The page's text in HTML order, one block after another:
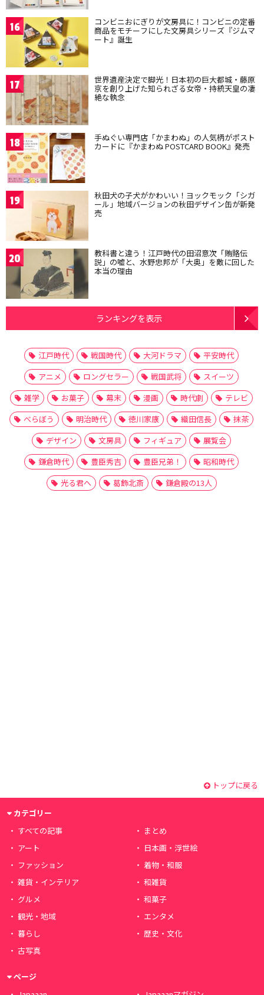
16 コンビニおにぎりが文房具に！コンビニの定番
商品をモチーフにした文房具シリーズ『ジムマ
ート』誕生
17 世界遺産決定で脚光！日本初の巨大都城・藤原
京を創り上げた知られざる女帝・持統天皇の凄
絶な執念
18 手ぬぐい専門店「かまわぬ」の人気柄がポスト
カードに『かまわぬ POSTCARD BOOK』発売
19 秋田犬の子犬がかわいい！ヨックモック「シガ
ール」地域バージョンの秋田デザイン缶が新発
売
20 教科書と違う！江戸時代の田沼意次「賄賂伝
説」の嘘と、水野忠邦が「大奥」を敵に回した
本当の理由
ランキングを表示
江戸時代 戦国時代 大河ドラマ
平安時代
アニメ
ロングセラー 戦国武将
スイーツ
雑学
お菓子 幕末 漫画 時代劇
テレビ
べらぼう
明治時代 徳川家康 織田信長
抹茶
デザイン
文房具 フィギュア
展覧会
鎌倉時代
豊臣秀吉 豊臣兄弟！
昭和時代
光る君へ
葛飾北斎 鎌倉殿の13人
トップに戻る
カテゴリー
すべての記事
まとめ
アート
日本画・浮世絵
ファッション
着物・和服
雑貨・インテリア
和雑貨
グルメ
和菓子
観光・地域
エンタメ
暮らし
歴史・文化
古写真
ページ